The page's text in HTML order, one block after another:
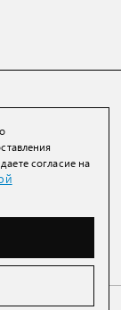
ПОДПИСАТЬСЯ
и
согласие на